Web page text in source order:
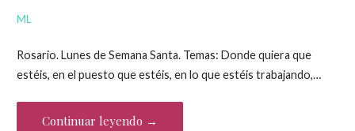
ML
Rosario. Lunes de Semana Santa. Temas: Donde quiera que
estéis, en el puesto que estéis, en lo que estéis trabajando,…
Continuar leyendo →